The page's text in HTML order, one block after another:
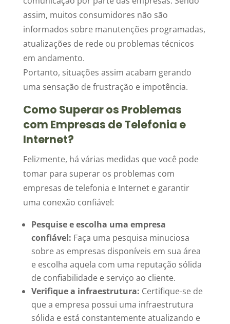
assim, muitos consumidores não são
informados sobre manutenções programadas,
atualizações de rede ou problemas técnicos
em andamento.
Portanto, situações assim acabam gerando
uma sensação de frustração e impotência.
Como Superar os Problemas
com Empresas de Telefonia e
Internet?
Felizmente, há várias medidas que você pode
tomar para superar os problemas com
empresas de telefonia e Internet e garantir
uma conexão confiável:
Pesquise e escolha uma empresa
confiável: Faça uma pesquisa minuciosa
sobre as empresas disponíveis em sua área
e escolha aquela com uma reputação sólida
de confiabilidade e serviço ao cliente.
Verifique a infraestrutura: Certifique-se de
que a empresa possui uma infraestrutura
sólida e está constantemente atualizando e